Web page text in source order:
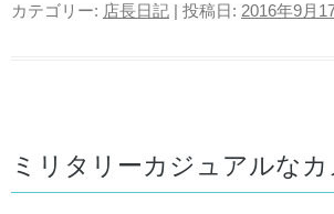
カテゴリー: 店長日記 | 投稿日: 2016年9月
ミリタリーカジュアルな